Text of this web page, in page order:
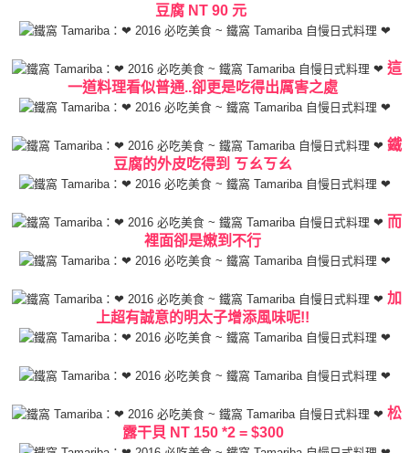
豆腐 NT 90 元
這
一道料理看似普通..卻更是吃得出厲害之處
鐵
豆腐的外皮吃得到 ㄎㄠㄎㄠ
而
裡面卻是嫩到不行
加
上超有誠意的明太子增添風味呢!!
松
露干貝 NT 150 *2 = $300